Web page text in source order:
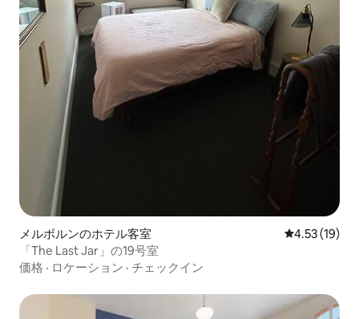
メルボルンのホテル客室 レビュー19
4.53 (19)
「The Last Jar」の19号室
価格 · ロケーション · チェックイン